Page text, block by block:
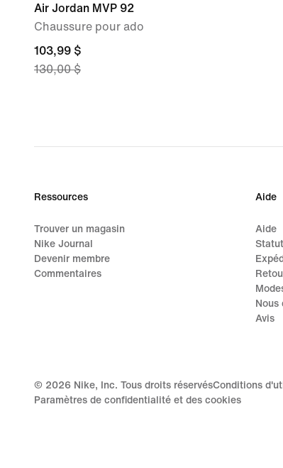
Air Jordan MVP 92
Chaussure pour ado
current
price
130,00 $
103,99 $
130,00 $
Ressources
Trouver un magasin
Nike Journal
Devenir membre
Commentaires
Aide
Aide
Nous
Avis
© 2026 Nike, Inc. Tous droits réservésConditions
Paramètres de confidentialité et des cookies